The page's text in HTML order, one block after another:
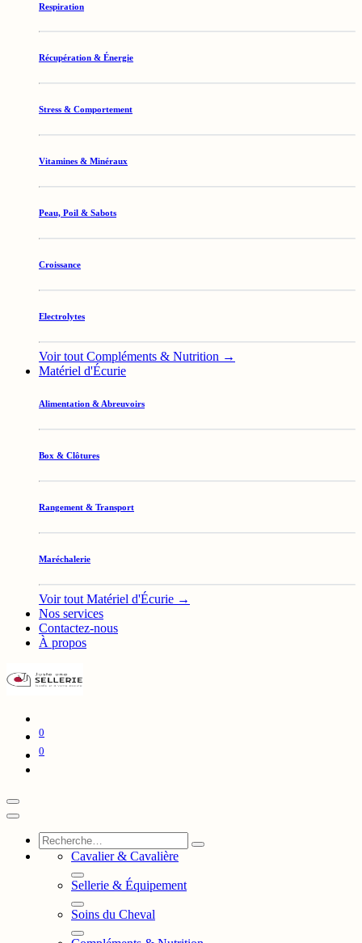
Respiration
Récupération & Énergie
Stress & Comportement
Vitamines & Minéraux
Peau, Poil & Sabots
Croissance
Electrolytes
Voir tout Compléments & Nutrition →
Matériel d'Écurie
Alimentation & Abreuvoirs
Box & Clôtures
Rangement & Transport
Maréchalerie
Voir tout Matériel d'Écurie →
Nos services
Contactez-nous
À propos
0
0
Cavalier & Cavalière
Sellerie & Équipement
Soins du Cheval